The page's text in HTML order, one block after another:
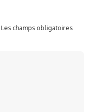
Les champs obligatoires